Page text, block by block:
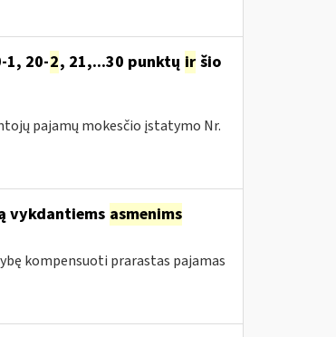
1, 20-2, 21,...30 punktų iršio
pajamų mokesčio įstatymo Nr.
vykdantiems asmenims
kompensuoti prarastas pajamas